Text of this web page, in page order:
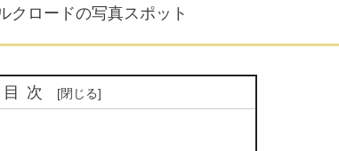
クロードの写真スポット
目次